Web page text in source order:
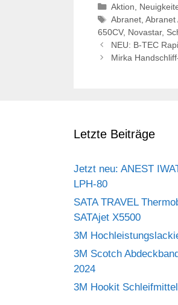
Kategorien
Aktion
Schlagwörter
Abranet, Abranet
650CV, Novastar,
NEU: B-TEC
Mirka
Letzte Beiträge
Jetzt neu: ANEST
LPH-80
SATA TRAVEL
SATAjet X5500
3M
3M Scotch
2024
3M Hookit